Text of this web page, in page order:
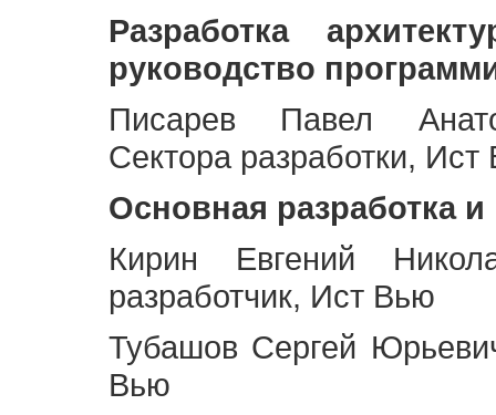
Разработка
руководство
Писарев Павел
Сектора разработки,
Основная разработка
Кирин Евгений
разработчик, Ист Вью
Тубашов Сергей
Вью